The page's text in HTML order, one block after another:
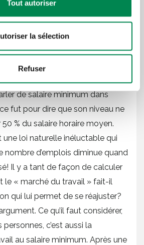
Tout autoriser
la sélection
Refuser
les gens qui y travaillent bien
souffle.
de salaire minimum dans
fut pour dire que son niveau ne
% du salaire horaire moyen.
une loi naturelle inéluctable qui
nombre d’emplois diminue quand
Il y a tant de façon de calculer
le « marché du travail » fait-il
qui lui permet de se réajuster?
Ce qu’il faut considérer,
personnes, c’est aussi la
au salaire minimum. Après une